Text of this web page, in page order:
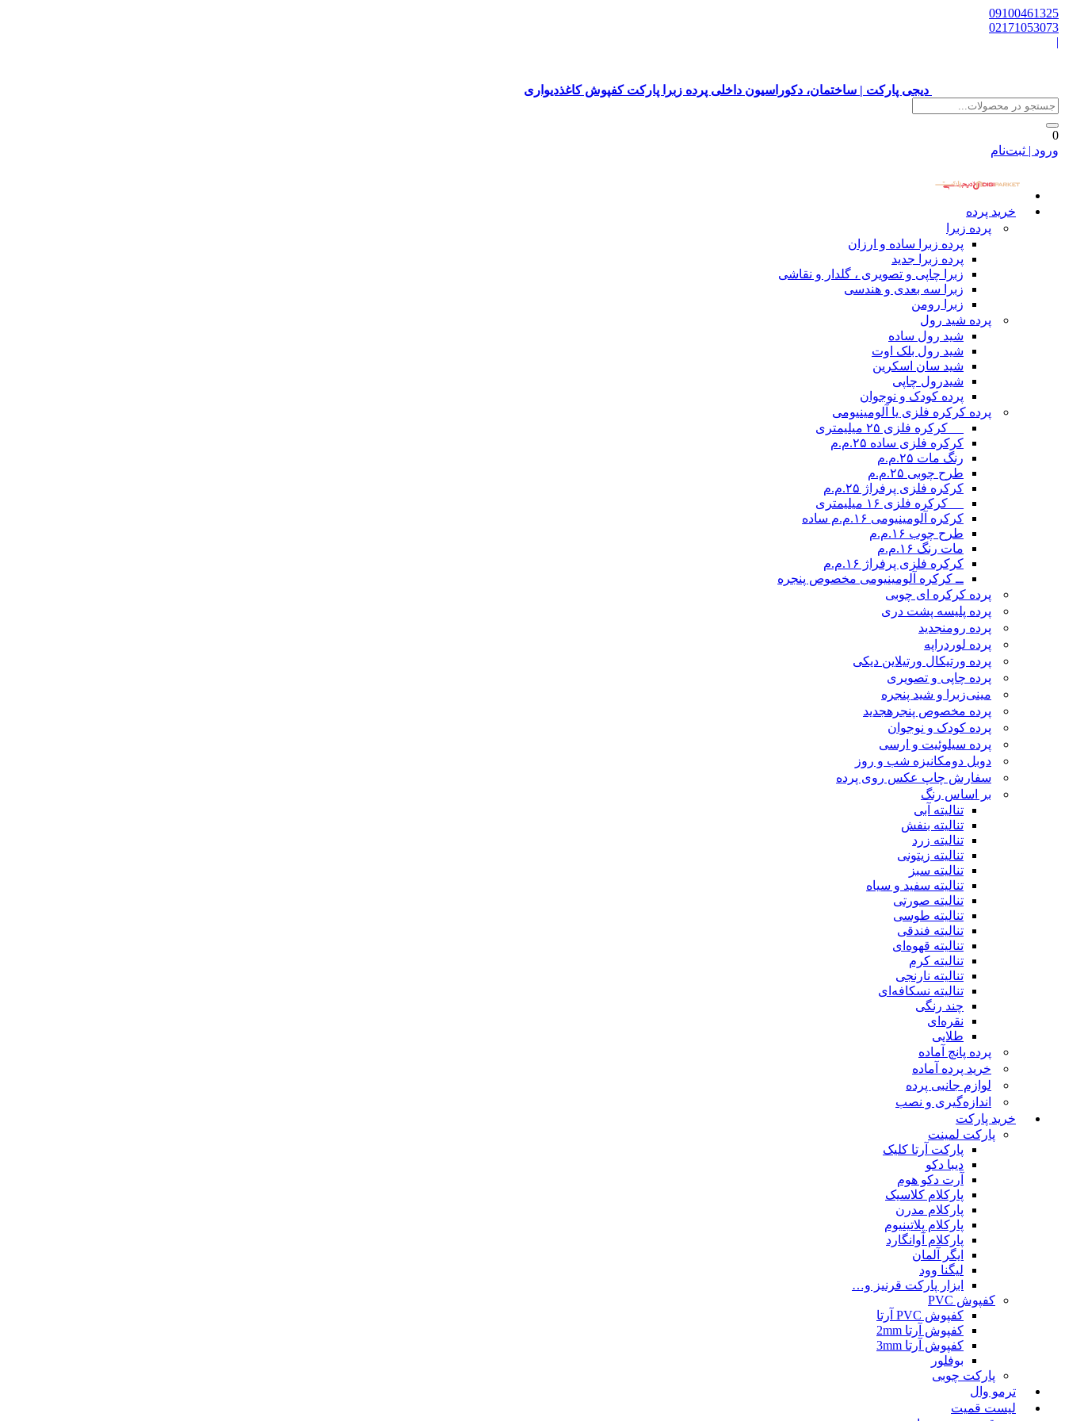
09100461325
02171053073
|
دیجی پارکت | ساختمان، دکوراسیون داخلی پرده زبرا پارکت کفپوش کاغذدیواری
0
ورود | ثبت‌نام
خرید پرده
پرده زبرا
پرده زبرا ساده و ارزان
پرده زبرا جدید
زبرا چاپی و تصویری ، گلدار و نقاشی
زبرا سه بعدی و هندسی
زبرا رومن
پرده شید رول
شید رول ساده
شید رول بلک اوت
شید سان اسکرین
شیدرول چاپی
پرده کودک و نوجوان
پرده کرکره فلزی یا آلومینیومی
__ کرکره فلزی ۲۵ میلیمتری
کرکره فلزی ساده ۲۵.م.م
رنگ مات ۲۵.م.م
طرح چوبی ۲۵.م.م
کرکره فلزی پرفراژ ۲۵.م.م
__ کرکره فلزی ۱۶ میلیمتری
کرکره آلومینیومی ۱۶.م.م ساده
طرح چوب ۱۶.م.م
مات رنگ ۱۶.م.م
کرکره فلزی پرفراژ ۱۶.م.م
ــ کرکره آلومینیومی مخصوص پنجره
پرده کرکره ای چوبی
پرده پلیسه پشت دری
پرده رومنجدید
پرده لوردراپه
پرده ورتیکال ورتیلاین دیکی
پرده چاپی و تصویری
مینی‌زبرا و شید پنجره
پرده مخصوص پنجرهجدید
پرده کودک و نوجوان
پرده سیلوئیت و ارسی
دوبل دومکانیزه شب و روز
سفارش چاپ عکس روی پرده
بر اساس رنگ
تنالیته آبی
تنالیته بنفش
تنالیته زرد
تنالیته زیتونی
تنالیته سبز
تنالیته سفید و سیاه
تنالیته صورتی
تنالیته طوسی
تنالیته فندقی
تنالیته قهوه‌ای
تنالیته کرم
تنالیته نارنجی
تنالیته نسکافه‌ای
چند رنگی
نقره‌ای
طلایی
پرده پانچ آماده
خرید پرده آماده
لوازم جانبی پرده
اندازه‌گیری و نصب
خرید پارکت
پارکت لمینت
پارکت آرتا کلیک
دیبا دکو
آرت دکو هوم
پارکلام کلاسیک
پارکلام مدرن
پارکلام پلاتینیوم
پارکلام آوانگارد
ایگر آلمان
لیگنا وود
ابزار پارکت قرنیز و…
کفپوش PVC
کفپوش PVC آرتا
کفپوش آرتا 2mm
کفپوش آرتا 3mm
بوفلور
پارکت چوبی
ترمو وال
لیست قمیت